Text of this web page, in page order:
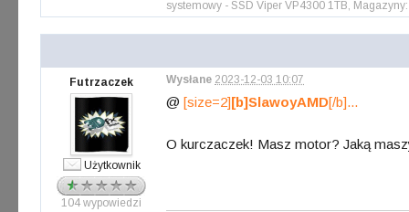
systemowy - SSD Viper VP4300 1TB,
Futrzaczek
Użytkownik
104 wypowiedzi
Wysłane 2023-12-03 10:07
@ [size=2][b]SlawoyAMD[/b]...
O kurczaczek! Masz motor? Jaką